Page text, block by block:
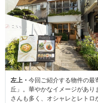
左上・ 今回ご紹介する物件の最
丘」。華やかなイメージがあ
さんも多く、オシャレとレトロ